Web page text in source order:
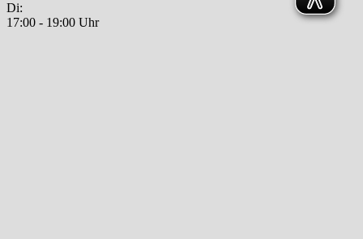
Di:
17:00 - 19:00 Uhr